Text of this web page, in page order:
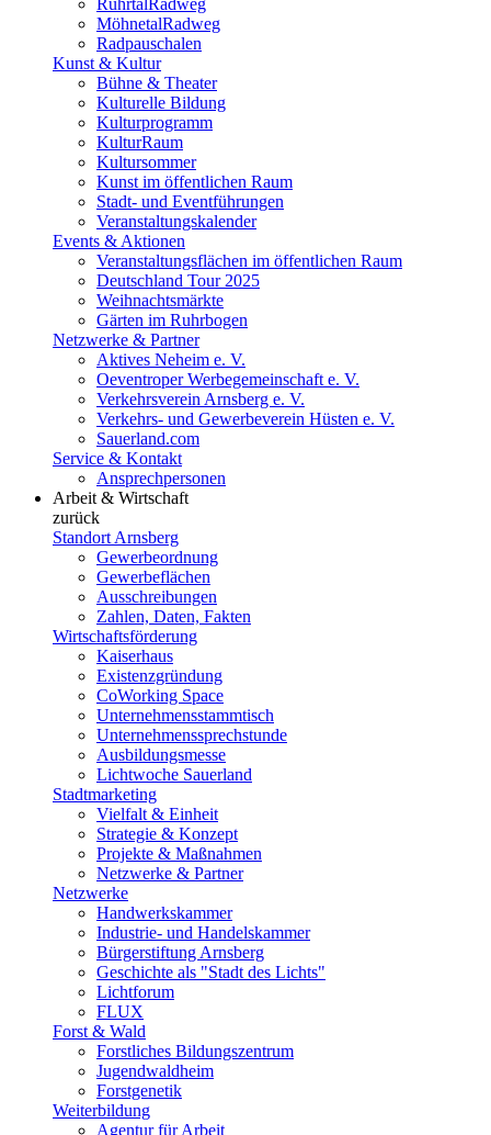
RuhrtalRadweg
MöhnetalRadweg
Radpauschalen
Kunst & Kultur
Bühne & Theater
Kulturelle Bildung
Kulturprogramm
KulturRaum
Kultursommer
Kunst im öffentlichen Raum
Stadt- und Eventführungen
Veranstaltungskalender
Events & Aktionen
Veranstaltungsflächen im öffentlichen Raum
Deutschland Tour 2025
Weihnachtsmärkte
Gärten im Ruhrbogen
Netzwerke & Partner
Aktives Neheim e. V.
Oeventroper Werbegemeinschaft e. V.
Verkehrsverein Arnsberg e. V.
Verkehrs- und Gewerbeverein Hüsten e. V.
Sauerland.com
Service & Kontakt
Ansprechpersonen
Arbeit & Wirtschaft
zurück
Standort Arnsberg
Gewerbeordnung
Gewerbeflächen
Ausschreibungen
Zahlen, Daten, Fakten
Wirtschaftsförderung
Kaiserhaus
Existenzgründung
CoWorking Space
Unternehmensstammtisch
Unternehmenssprechstunde
Ausbildungsmesse
Lichtwoche Sauerland
Stadtmarketing
Vielfalt & Einheit
Strategie & Konzept
Projekte & Maßnahmen
Netzwerke & Partner
Netzwerke
Handwerkskammer
Industrie- und Handelskammer
Bürgerstiftung Arnsberg
Geschichte als "Stadt des Lichts"
Lichtforum
FLUX
Forst & Wald
Forstliches Bildungszentrum
Jugendwaldheim
Forstgenetik
Weiterbildung
Agentur für Arbeit